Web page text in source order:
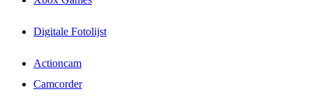
Digitale Fotolijst
Actioncam
Camcorder